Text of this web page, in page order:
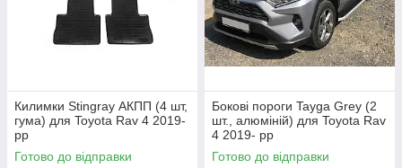
Килимки Stingray АКПП (4 шт,
гума) для Toyota Rav 4 2019-
рр
Готово до відправки
Бокові пороги Tayga Grey (2
шт., алюміній) для Toyota Rav
4 2019- рр
Готово до відправки